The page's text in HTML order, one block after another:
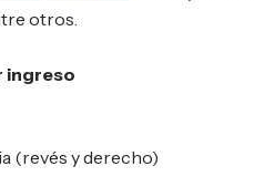
otros.
ingreso
(revés y derecho)